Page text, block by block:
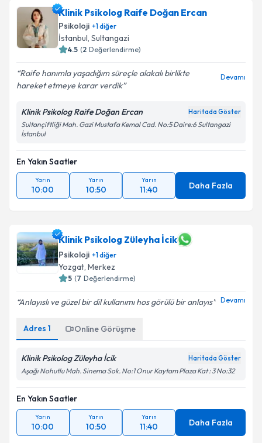
Klinik Psikolog Raife Doğan Ercan
Psikoloji +1diğer
İstanbul, Sultangazi
4.5 (2 Değerlendirme)
Raife hanımla yaşadığım süreçle alakalı birlikte
hareket etmeye karar verdik
Devamı
Klinik Psikolog Raife Doğan Ercan Haritada Göster
Sultançiftliği Mah. Gazi Mustafa Kemal Cad. No:5 Daire:6 Sultangazi
İstanbul
En Yakın Saatler
Yarın
10:00
Yarın
10:50
Yarın
11:40 Daha Fazla
Klinik Psikolog Züleyha İcik
Psikoloji +1diğer
Yozgat, Merkez
5 (7 Değerlendirme)
Anlayıslı ve güzel bir dil kullanımı hos görülü bir anlayıs Devamı
Adres 1 Online Görüşme
Klinik Psikolog Züleyha İcik Haritada Göster
Aşağı Nohutlu Mah. Sinema Sok. No:1 Onur Kaytam Plaza Kat : 3 No:32
En Yakın Saatler
Yarın
10:00
Yarın
10:50
Yarın
11:40 Daha Fazla